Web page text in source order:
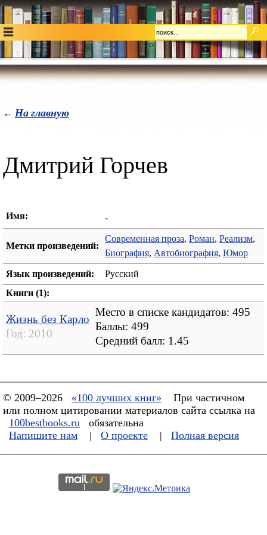
← На главную
Дмитрий Горчев
Имя: -
Метки произведений:
Современная проза, Роман, Реализм,
Биография, Автобиография, Юмор
Язык произведений:
Русский
Книги (1):
Жизнь без Карло
Год: 2010
Место в списке кандидатов: 495
Баллы: 499
Средний балл: 1.45
© 2009–2026 «100 лучших книг»
При частичном
или полном цитировании материалов сайта ссылка на
100bestbooks.ru
обязательна
Напишите нам
| О проекте | Полная версия